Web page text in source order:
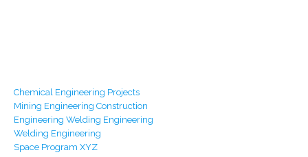
Chemical Engineering Projects
Mining Engineering Construction
Engineering Welding Engineering
Welding Engineering
Space Program XYZ